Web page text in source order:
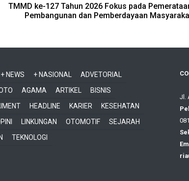
TMMD ke-127 Tahun 2026 Fokus pada
Pembangunan dan Pemberdayaan
+ NEWS + NASIONAL
ADVETORIAL
AGAMA ARTIKEL
BISNIS
HEADLINE KARIER
KESEHATAN
LINKUNGAN OTOMOTIF
SEJARAH
TEKNOLOGI
Jl.